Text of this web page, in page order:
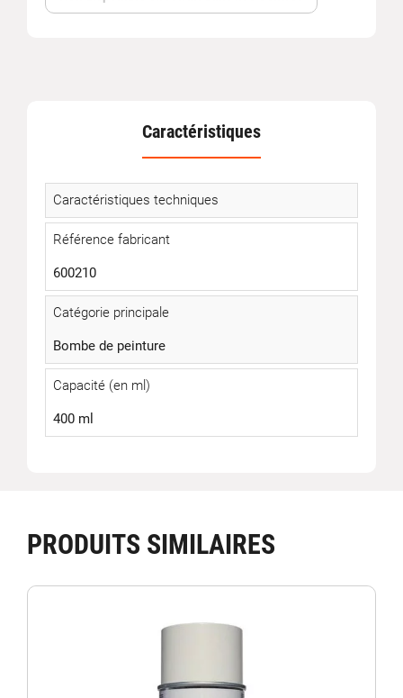
Caractéristiques
Caractéristiques techniques
Référence fabricant
600210
Catégorie principale
Bombe de peinture
Capacité (en ml)
400 ml
PRODUITS SIMILAIRES